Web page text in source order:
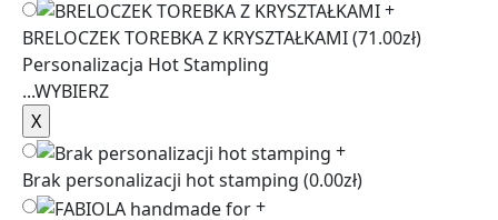
+
BRELOCZEK TOREBKA Z KRYSZTAŁKAMI(71.00zł)
Personalizacja Hot Stampling
...WYBIERZ
+
Brak personalizacji hot stamping (0.00zł)
+